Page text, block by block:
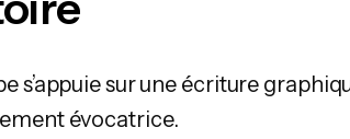
s’appuie sur une écriture
évocatrice.